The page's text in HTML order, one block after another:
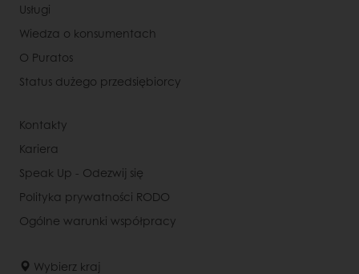
Usługi
Wiedza o konsumentach
O Puratos
Status dużego przedsiębiorcy
Kontakty
Kariera
Speak Up - Odezwij się
Polityka prywatności RODO
Ogólne warunki współpracy
Wybierz kraj